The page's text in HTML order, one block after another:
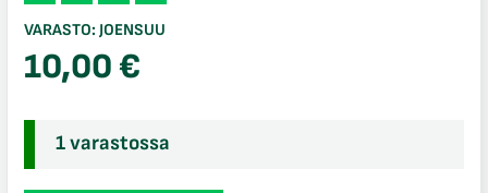
VARASTO: JOENSUU
10,00€
1 varastossa